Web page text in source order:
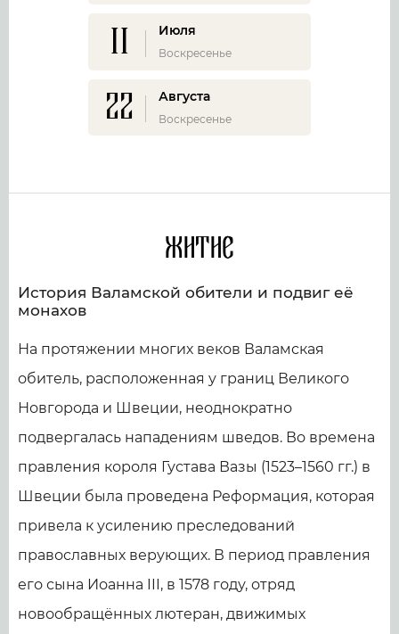
11 Июля
Воскресенье
22 Августа
Воскресенье
Житие
История Валамской обители и подвиг её
монахов
На протяжении многих веков Валамская
обитель, расположенная у границ Великого
Новгорода и Швеции, неоднократно
подвергалась нападениям шведов. Во времена
правления короля Густава Вазы (1523–1560 гг.) в
Швеции была проведена Реформация, которая
привела к усилению преследований
православных верующих. В период правления
его сына Иоанна III, в 1578 году, отряд
новообращённых лютеран, движимых